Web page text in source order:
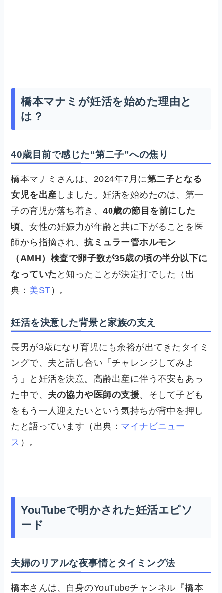
橋本マナミが妊活を始めた理由と
は？
40歳目前で感じた“第二子”への焦り
橋本マナミさんは、2024年7月に第二子となる
女児を出産 しました。妊活を始めたのは、第一
子の育児が落ち着き、40歳の節目を前にした
頃。女性の妊娠力が年齢と共に下がることを医
師から指摘され、抗ミュラー管ホルモン
（AMH）検査で卵子数が35歳の頃の半分以下に
なっていた と知ったことが決定打でした（出
典： 美ST ）。
妊活を決意した背景と家族の支え
長男が3歳になり育児にも余裕が出てきたタイミ
ングで、夫と話し合い「チャレンジしてみよ
う」と妊活を決意。高齢出産に伴う不安もあっ
た中で、 夫の協力や医師の支援、そして子ども
をもう一人迎えたいという気持ちが背中を押し
たと語っています（出典： マイナビニュー
ス ）。
YouTubeで明かされた妊活エピソ
ード
夫婦のリアルな夜事情とタイミング法
橋本さんは、自身のYouTubeチャンネル『橋本